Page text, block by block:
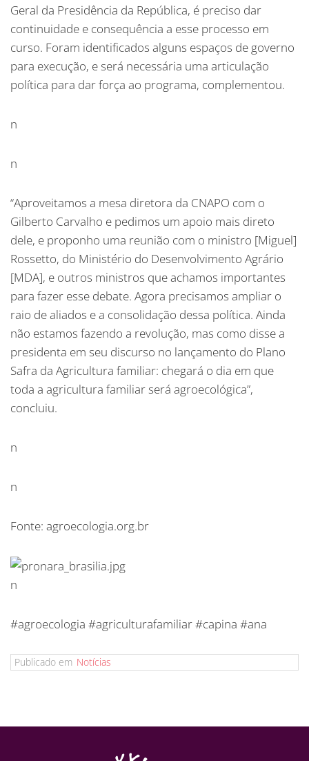
Geral da Presidência da República, é preciso dar
continuidade e consequência a esse processo em
curso. Foram identificados alguns espaços de governo
para execução, e será necessária uma articulação
política para dar força ao programa, complementou.
n
n
“Aproveitamos a mesa diretora da CNAPO com o
Gilberto Carvalho e pedimos um apoio mais direto
dele, e proponho uma reunião com o ministro [Miguel]
Rossetto, do Ministério do Desenvolvimento Agrário
[MDA], e outros ministros que achamos importantes
para fazer esse debate. Agora precisamos ampliar o
raio de aliados e a consolidação dessa política. Ainda
não estamos fazendo a revolução, mas como disse a
presidenta em seu discurso no lançamento do Plano
Safra da Agricultura familiar: chegará o dia em que
toda a agricultura familiar será agroecológica”,
concluiu.
n
n
Fonte: agroecologia.org.br
n
#agroecologia #agriculturafamiliar #capina #ana
Publicado em Notícias